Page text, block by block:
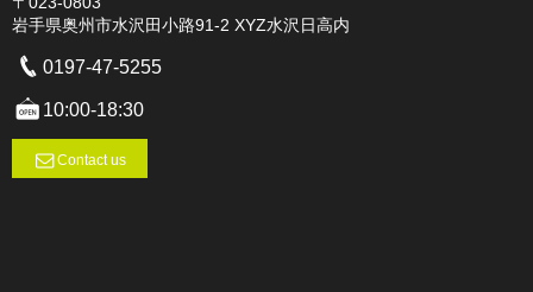
岩手県奥州市水沢田小路91-2 XYZ水沢日高内
0197-47-5255
10:00-18:30
Contact us